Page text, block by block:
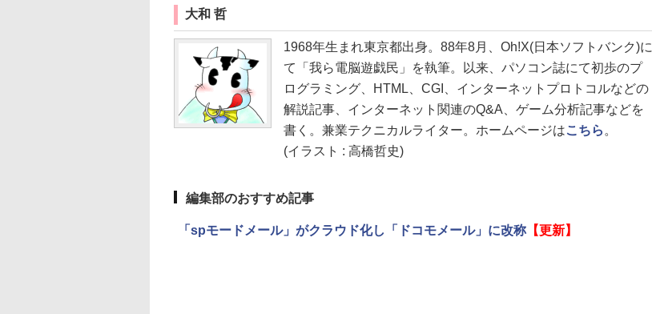
大和 哲
1968年生まれ東京都出身。88年8月、Oh!X(日本ソフトバンク)に
て「我ら電脳遊戯民」を執筆。以来、パソコン誌にて初歩のプ
ログラミング、HTML、CGI、インターネットプロトコルなどの
解説記事、インターネット関連のQ&A、ゲーム分析記事などを
書く。兼業テクニカルライター。ホームページはこちら 。
(イラスト : 高橋哲史)
編集部のおすすめ記事
「spモードメール」がクラウド化し「ドコモメール」に改称 【更新】